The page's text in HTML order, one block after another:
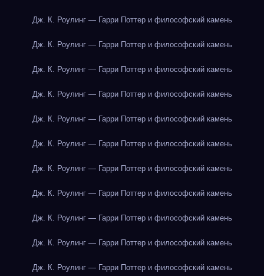
Дж. К. Роулинг — Гарри Поттер и философский камень
Дж. К. Роулинг — Гарри Поттер и философский камень
Дж. К. Роулинг — Гарри Поттер и философский камень
Дж. К. Роулинг — Гарри Поттер и философский камень
Дж. К. Роулинг — Гарри Поттер и философский камень
Дж. К. Роулинг — Гарри Поттер и философский камень
Дж. К. Роулинг — Гарри Поттер и философский камень
Дж. К. Роулинг — Гарри Поттер и философский камень
Дж. К. Роулинг — Гарри Поттер и философский камень
Дж. К. Роулинг — Гарри Поттер и философский камень
Дж. К. Роулинг — Гарри Поттер и философский камень